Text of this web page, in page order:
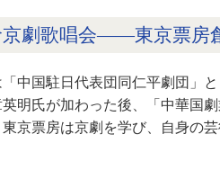
劇歌唱会――東京票房
中国駐日代表団同仁平劇団」
明氏が加わった後、「中華国
京票房は京劇を学び、自身の